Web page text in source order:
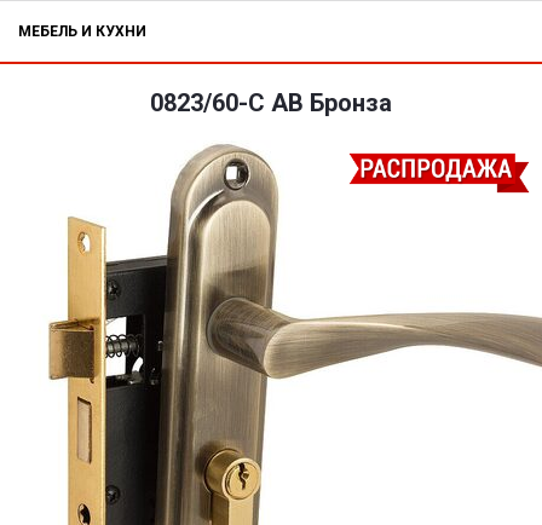
МЕБЕЛЬ И КУХНИ
0823/60-C AB Бронза